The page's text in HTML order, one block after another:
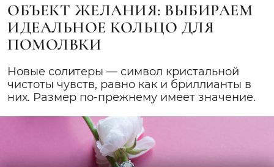
ОБЪЕКТ ЖЕЛАНИЯ: ВЫБИРАЕМ
ИДЕАЛЬНОЕ КОЛЬЦО ДЛЯ
ПОМОЛВКИ
Новые солитеры — символ кристальной
чистоты чувств, равно как и бриллианты в
них. Размер по-прежнему имеет значение.